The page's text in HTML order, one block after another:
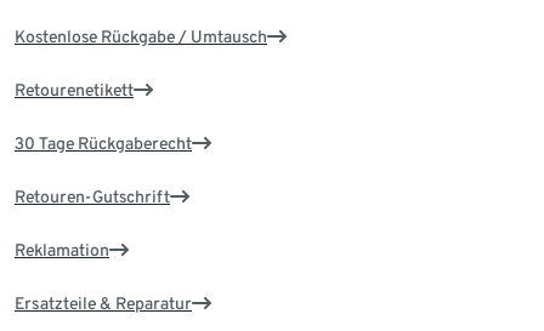
Kostenlose Rückgabe / Umtausch
Retourenetikett
30 Tage Rückgaberecht
Retouren-Gutschrift
Reklamation
Ersatzteile & Reparatur